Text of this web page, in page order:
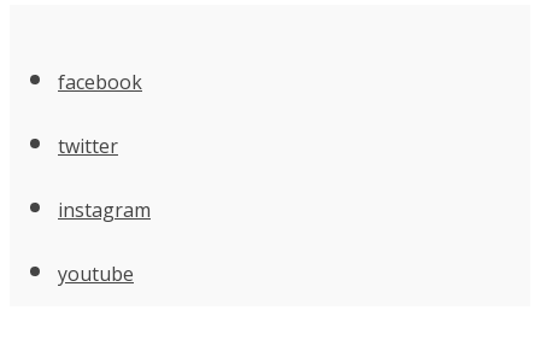
facebook
twitter
instagram
youtube